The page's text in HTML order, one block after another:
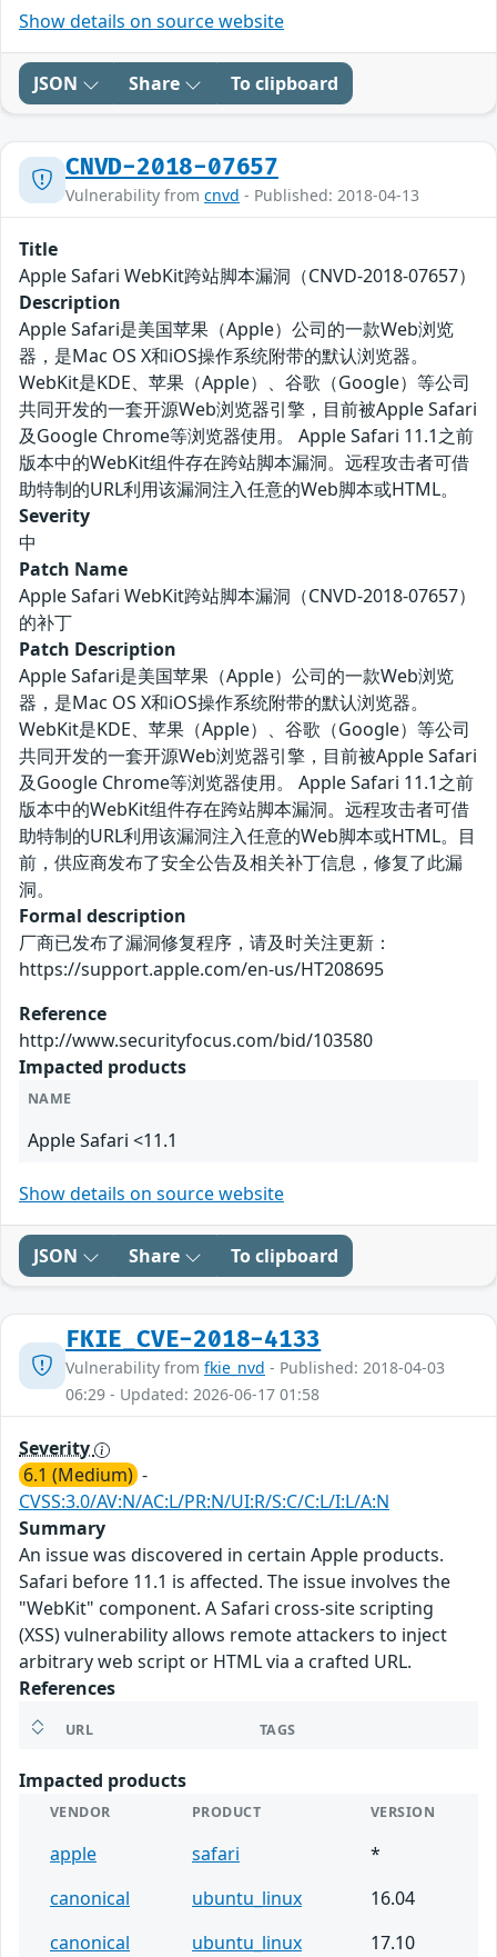
Show details on source website
JSON Share To clipboard
CNVD-2018-07657
Vulnerability from cnvd - Published: 2018-04-13
Title
Apple Safari WebKit跨站脚本漏洞（CNVD-2018-07657）
Description
Apple Safari是美国苹果（Apple）公司的一款Web浏览
器，是Mac OS X和iOS操作系统附带的默认浏览器。
WebKit是KDE、苹果（Apple）、谷歌（Google）等公司
共同开发的一套开源Web浏览器引擎，目前被Apple Safari
及Google Chrome等浏览器使用。 Apple Safari 11.1之前
版本中的WebKit组件存在跨站脚本漏洞。远程攻击者可借
助特制的URL利用该漏洞注入任意的Web脚本或HTML。
Severity
中
Patch Name
Apple Safari WebKit跨站脚本漏洞（CNVD-2018-07657）
的补丁
Patch Description
Apple Safari是美国苹果（Apple）公司的一款Web浏览
器，是Mac OS X和iOS操作系统附带的默认浏览器。
WebKit是KDE、苹果（Apple）、谷歌（Google）等公司
共同开发的一套开源Web浏览器引擎，目前被Apple Safari
及Google Chrome等浏览器使用。 Apple Safari 11.1之前
版本中的WebKit组件存在跨站脚本漏洞。远程攻击者可借
助特制的URL利用该漏洞注入任意的Web脚本或HTML。目
前，供应商发布了安全公告及相关补丁信息，修复了此漏
洞。
Formal description
厂商已发布了漏洞修复程序，请及时关注更新：
https://support.apple.com/en-us/HT208695
Reference
http://www.securityfocus.com/bid/103580
Impacted products
NAME
Apple Safari <11.1
Show details on source website
JSON Share To clipboard
FKIE_CVE-2018-4133
Vulnerability from fkie_nvd - Published: 2018-04-03
06:29 - Updated: 2026-06-17 01:58
Severity
6.1 (Medium) -
CVSS:3.0/AV:N/AC:L/PR:N/UI:R/S:C/C:L/I:L/A:N
Summary
An issue was discovered in certain Apple products.
Safari before 11.1 is affected. The issue involves the
"WebKit" component. A Safari cross-site scripting
(XSS) vulnerability allows remote attackers to inject
arbitrary web script or HTML via a crafted URL.
References
URL TAGS
Impacted products
VENDOR PRODUCT VERSION
apple safari
*
canonical
ubuntu_linux
16.04
canonical
ubuntu_linux
17.10